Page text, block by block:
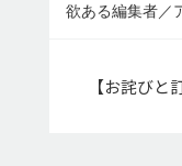
欲ある編集者／
【お詫びと